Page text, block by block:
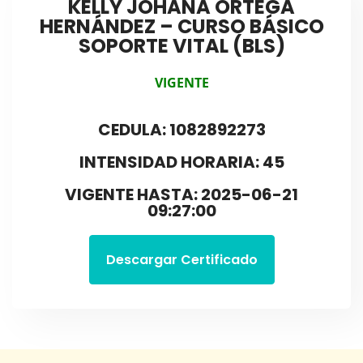
KELLY JOHANA ORTEGA
HERNÁNDEZ – CURSO BÁSICO
SOPORTE VITAL (BLS)
VIGENTE
CEDULA: 1082892273
INTENSIDAD HORARIA: 45
VIGENTE HASTA: 2025-06-21
09:27:00
Descargar Certificado